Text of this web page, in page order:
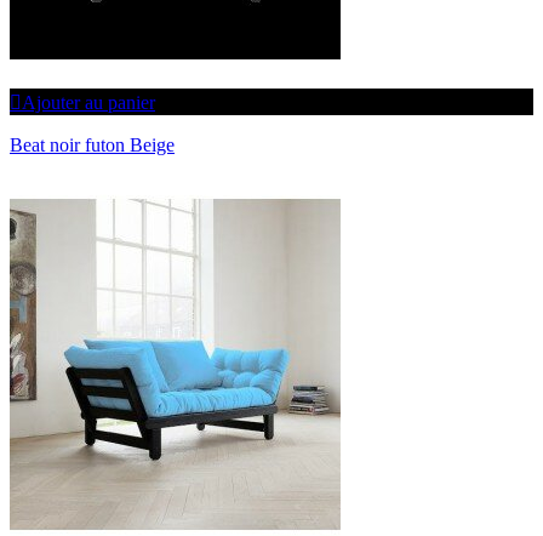
Ajouter au panier
Beat noir futon Beige